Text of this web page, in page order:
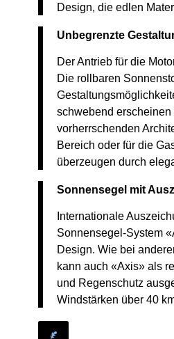
Design, die edlen
Unbegrenzte
Der Antrieb für die
Die rollbaren
schwebend
vorherrschenden
Bereich oder für die
überzeugen durch
Sonnensegel mit
Internationale
Sonnensegel-System
Design. Wie bei
kann auch «Axis» als
und Regenschutz
Windstärken über 40